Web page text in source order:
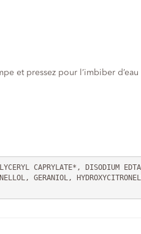
et pressez pour l’imbiber
CAPRYLATE*, DISODIUM
GERANIOL,